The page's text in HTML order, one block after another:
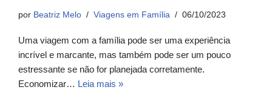
por Beatriz Melo Viagens em Família 06/10/2023
Uma viagem com a família pode ser uma experiência
incrível e marcante, mas também pode ser um pouco
estressante se não for planejada corretamente.
Economizar… Leia mais »